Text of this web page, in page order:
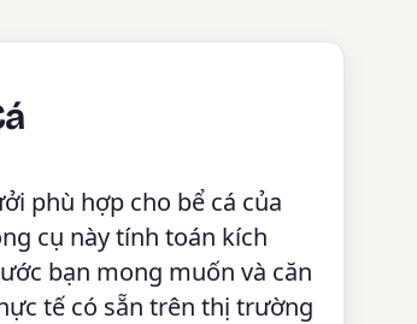
phù hợp cho bể cá của
cụ này tính toán kích
bạn mong muốn và căn
tế có sẵn trên thị trường